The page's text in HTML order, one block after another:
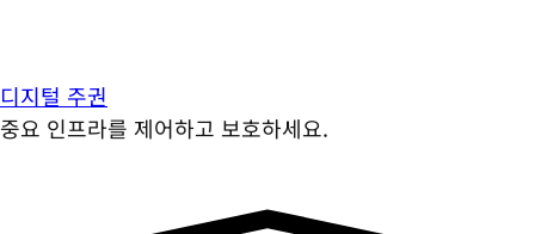
디지털 주권
중요 인프라를 제어하고 보호하세요.